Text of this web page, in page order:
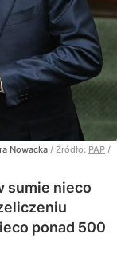
Nowacka / Źródło: PAP /
sumie nieco
ponad 500